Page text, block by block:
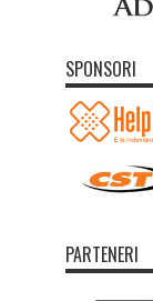
SPONSORI
PARTENERI